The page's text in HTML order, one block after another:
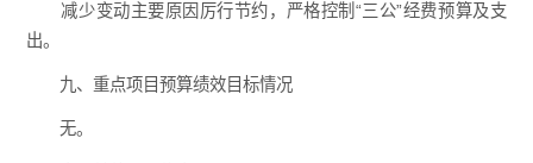
减少变动主要原因厉行节约，严格控制“三公”经费预算及支
出。
九、重点项目预算绩效目标情况
无。